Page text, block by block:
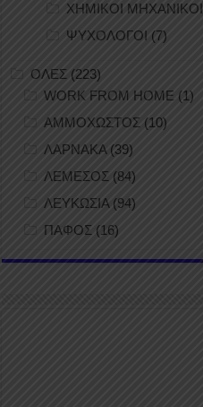
ΧΗΜΙΚΟΙ ΜΗΧΑΝΙΚΟΙ
ΨΥΧΟΛΟΓΟΙ (7)
ΟΛΕΣ (223)
WORK FROM HOME (1)
ΑΜΜΟΧΩΣΤΟΣ (10)
ΛΑΡΝΑΚΑ(39)
ΛΕΜΕΣΟΣ (84)
ΛΕΥΚΩΣΙΑ(94)
ΠΑΦΟΣ (16)